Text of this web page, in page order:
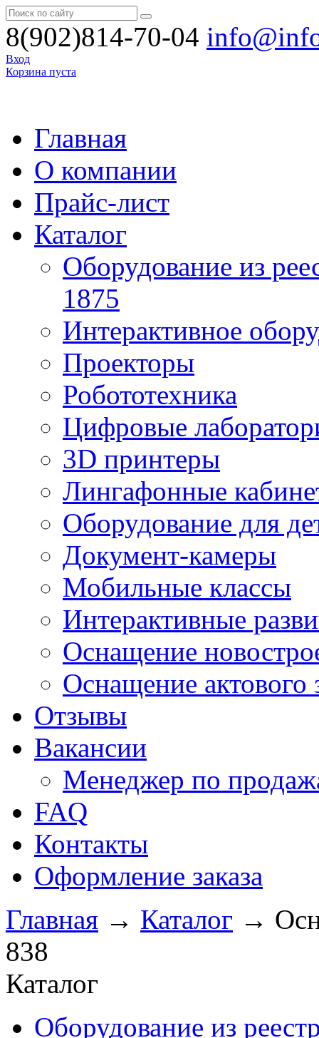
8(902)814-70-04
Вход
Корзина пуста
Главная
О компании
Прайс-лист
Каталог
Оборудование из
1875
Интерактивное
Проекторы
Робототехника
Цифровые
3D принтеры
Лингафонные
Оборудование для
Документ-камеры
Мобильные классы
Интерактивные
Оснащение
Оснащение актового
Отзывы
Вакансии
Менеджер по
FAQ
Контакты
Оформление заказа
Главная → Каталог →
838
Каталог
Оборудование из